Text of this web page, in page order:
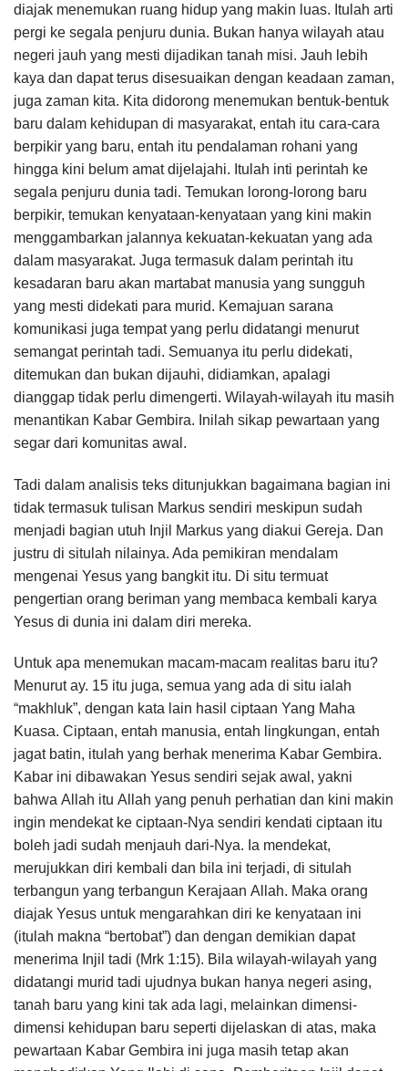
diajak menemukan ruang hidup yang makin luas. Itulah arti
pergi ke segala penjuru dunia. Bukan hanya wilayah atau
negeri jauh yang mesti dijadikan tanah misi. Jauh lebih
kaya dan dapat terus disesuaikan dengan keadaan zaman,
juga zaman kita. Kita didorong menemukan bentuk-bentuk
baru dalam kehidupan di masyarakat, entah itu cara-cara
berpikir yang baru, entah itu pendalaman rohani yang
hingga kini belum amat dijelajahi. Itulah inti perintah ke
segala penjuru dunia tadi. Temukan lorong-lorong baru
berpikir, temukan kenyataan-kenyataan yang kini makin
menggambarkan jalannya kekuatan-kekuatan yang ada
dalam masyarakat. Juga termasuk dalam perintah itu
kesadaran baru akan martabat manusia yang sungguh
yang mesti didekati para murid. Kemajuan sarana
komunikasi juga tempat yang perlu didatangi menurut
semangat perintah tadi. Semuanya itu perlu didekati,
ditemukan dan bukan dijauhi, didiamkan, apalagi
dianggap tidak perlu dimengerti. Wilayah-wilayah itu masih
menantikan Kabar Gembira. Inilah sikap pewartaan yang
segar dari komunitas awal.
Tadi dalam analisis teks ditunjukkan bagaimana bagian ini
tidak termasuk tulisan Markus sendiri meskipun sudah
menjadi bagian utuh Injil Markus yang diakui Gereja. Dan
justru di situlah nilainya. Ada pemikiran mendalam
mengenai Yesus yang bangkit itu. Di situ termuat
pengertian orang beriman yang membaca kembali karya
Yesus di dunia ini dalam diri mereka.
Untuk apa menemukan macam-macam realitas baru itu?
Menurut ay. 15 itu juga, semua yang ada di situ ialah
“makhluk”, dengan kata lain hasil ciptaan Yang Maha
Kuasa. Ciptaan, entah manusia, entah lingkungan, entah
jagat batin, itulah yang berhak menerima Kabar Gembira.
Kabar ini dibawakan Yesus sendiri sejak awal, yakni
bahwa Allah itu Allah yang penuh perhatian dan kini makin
ingin mendekat ke ciptaan-Nya sendiri kendati ciptaan itu
boleh jadi sudah menjauh dari-Nya. Ia mendekat,
merujukkan diri kembali dan bila ini terjadi, di situlah
terbangun yang terbangun Kerajaan Allah. Maka orang
diajak Yesus untuk mengarahkan diri ke kenyataan ini
(itulah makna “bertobat”) dan dengan demikian dapat
menerima Injil tadi (Mrk 1:15). Bila wilayah-wilayah yang
didatangi murid tadi ujudnya bukan hanya negeri asing,
tanah baru yang kini tak ada lagi, melainkan dimensi-
dimensi kehidupan baru seperti dijelaskan di atas, maka
pewartaan Kabar Gembira ini juga masih tetap akan